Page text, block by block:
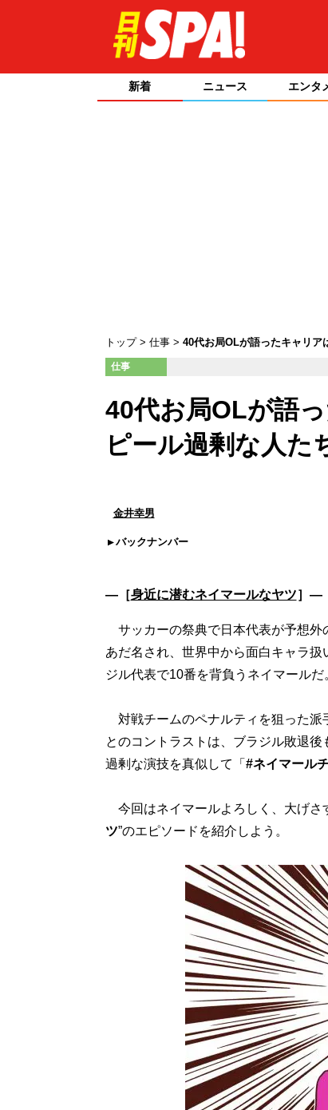
新着 ニュース エンタ
トップ 仕事 40代お局OLが語ったキャリア
仕事
40代お局OLが語
ピール過剰な人た
金井幸男
バックナンバー
―［身近に潜むネイマールなヤツ］―
サッカーの祭典で日本代表が予想外
あだ名され、世界中から面白キャラ
ジル代表で10番を背負うネイマールだ
対戦チームのペナルティを狙った派
とのコントラストは、ブラジル敗退
過剰な演技を真似して「 #ネイマール
今回はネイマールよろしく、大げさ
ツ”のエピソードを紹介しよう。